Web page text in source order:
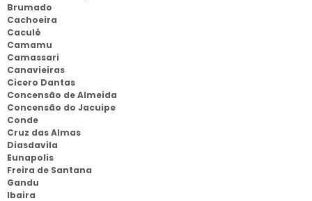
Brumado
Cachoeira
Caculé
Camamu
Camassari
Canavieiras
Cicero Dantas
Concensão de Almeida
Concensão do Jacuipe
Conde
Cruz das Almas
Diasdavila
Eunapolis
Freira de Santana
Gandu
Ibaira